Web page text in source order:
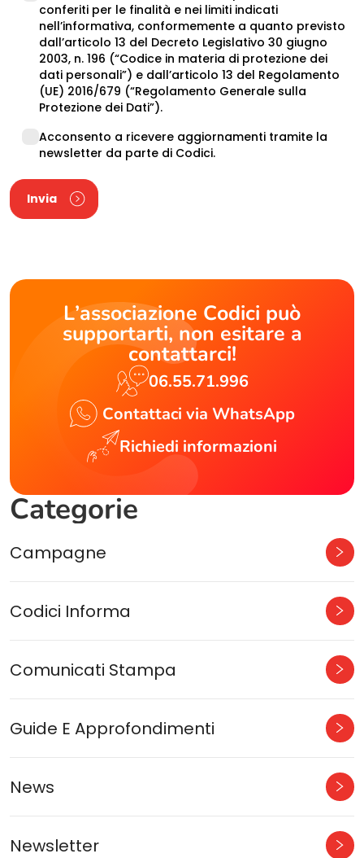
Procesing
conferiti per le finalità e nei limiti indicati
nell’informativa, conformemente a quanto previsto
dall’articolo 13 del Decreto Legislativo 30 giugno
2003, n. 196 (“Codice in materia di protezione dei
dati personali”) e dall’articolo 13 del Regolamento
(UE) 2016/679 (“Regolamento Generale sulla
Protezione dei Dati”).
Newsletter
Acconsento a ricevere aggiornamenti tramite la
newsletter da parte di Codici.
Invia
L’associazione Codici può
supportarti, non esitare a
contattarci!
06.55.71.996
Contattaci via WhatsApp
Richiedi informazioni
Categorie
Campagne
Codici Informa
Comunicati Stampa
Guide E Approfondimenti
News
Newsletter